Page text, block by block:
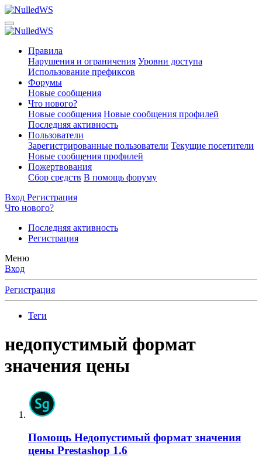
Правила
Нарушения и ограничения Уровни доступа
Использование префиксов
Форумы
Новые сообщения
Что нового?
Новые сообщения Новые сообщения профилей
Последняя активность
Пользователи
Зарегистрированные пользователи Текущие посетители
Новые сообщения профилей
Пожертвования
Сбор средств В помощь форуму
Вход Регистрация
Что нового?
Последняя активность
Регистрация
Меню
Вход
Регистрация
Теги
недопустимый формат
значения цены
Помощь Недопустимый формат значения
цены Prestashop 1.6